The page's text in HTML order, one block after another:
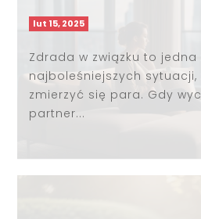
lut 15, 2025
Zdrada w związku to jedna
najboleśniejszych sytuacji,
zmierzyć się para. Gdy
partner...